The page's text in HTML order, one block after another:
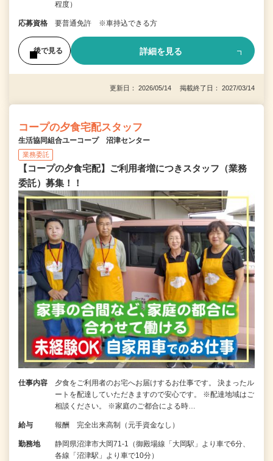
程度）
応募資格 要普通免許 ※車持込できる方
後で見る 詳細を見る
更新日： 2026/05/14 掲載終了日： 2027/03/14
コープの夕食宅配スタッフ
生活協同組合ユーコープ 沼津センター
業務委託
【コープの夕食宅配】ご利用者増につきスタッフ（業務
委託）募集！！
仕事内容
夕食をご利用者のお宅へお届けするお仕事です。 決まったル
ートを配達していただきますので安心です。 ※配達地域はご
相談ください。 ※家庭のご都合による時…
給与 報酬 完全出来高制（元手資金なし）
勤務地
静岡県沼津市大岡71-1（御殿場線「大岡駅」より車で6分、
各線「沼津駅」より車で10分）